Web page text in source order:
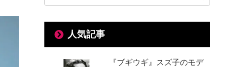
人気記事
『ブギウギ』スズ子のモデ